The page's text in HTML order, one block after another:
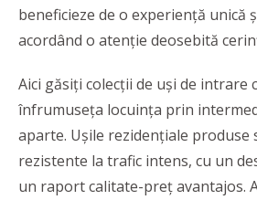
beneficieze de o experiență unică
acordând o atenție deosebită
Aici găsiți colecții de uși de intrare
înfrumuseța locuința prin
aparte. Ușile rezidențiale
rezistente la trafic intens, cu un
un raport calitate-preț avantajos.